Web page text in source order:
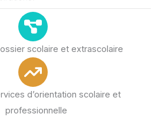
scolaire et extrascolaire
d’orientation scolaire et
professionnelle